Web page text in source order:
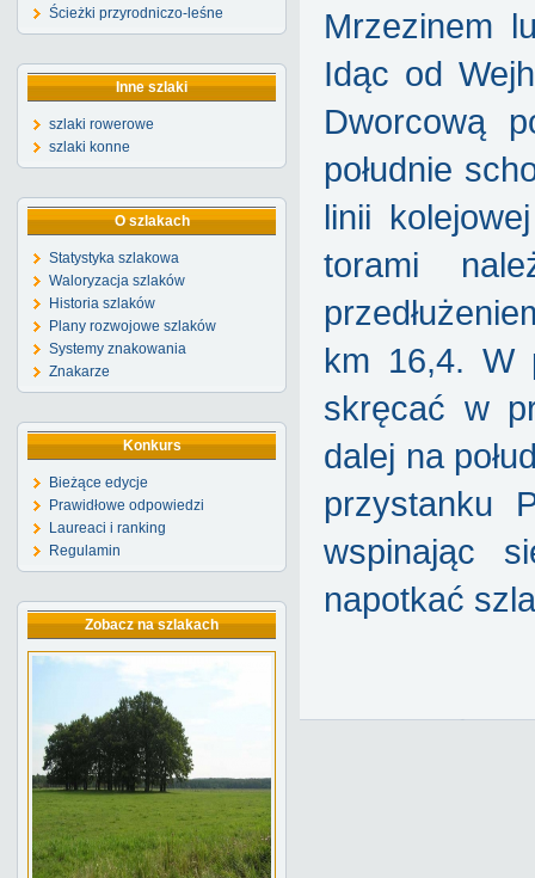
Ścieżki przyrodniczo-leśne
Inne szlaki
szlaki rowerowe
szlaki konne
O szlakach
Statystyka szlakowa
Waloryzacja szlaków
Historia szlaków
Plany rozwojowe szlaków
Systemy znakowania
Znakarze
Konkurs
Bieżące edycje
Prawidłowe odpowiedzi
Laureaci i ranking
Regulamin
Zobacz na szlakach
Mrzezinem
Idąc od
Dworcową
południe
linii
torami
km 16,4. W
skręcać w
dalej na
przystanku
wspinając
napotkać